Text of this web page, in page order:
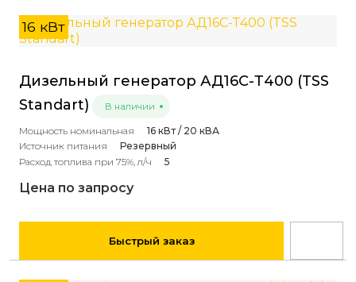
16 кВт
Дизельный генератор АД16С-Т400 (TSS
Standart)
В наличии
Мощность номинальная
16 кВт / 20 кВА
Источник питания
Резервный
Расход топлива при 75%, л/ч
5
Цена по запросу
Быстрый заказ